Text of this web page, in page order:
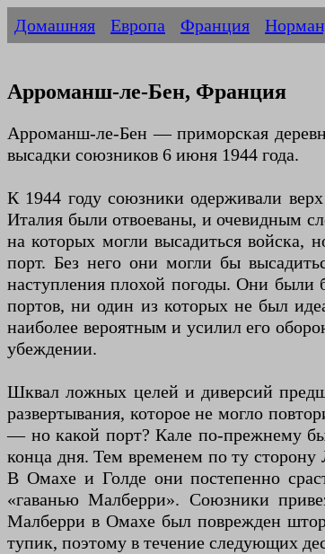
Домашняя Европа Франция
Арроманш-ле-Бен, Франция
Арроманш-ле-Бен — приморская
высадки союзников 6 июня 1944 года.
К 1944 году союзники одерживали
Италия были отвоеваны, и очевидным
на которых могли высадиться
порт. Без него они могли бы
наступления плохой погоды. Они
портов, ни один из которых не был
наиболее вероятным и усилил его
убеждении.
Шквал ложных целей и диверсий
развертывания, которое не могло
— но какой порт? Кале по-прежнему
конца дня. Тем временем по ту
В Омахе и Голде они постепенно
«гаванью Малберри». Союзники
Малберри в Омахе был поврежден
тупик, поэтому в течение следующих